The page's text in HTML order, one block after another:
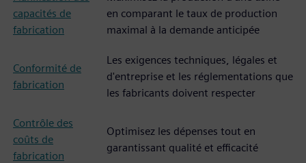
capacités de
fabrication
en comparant le taux de production
maximal à la demande anticipée
Conformité de
fabrication
Les exigences techniques, légales et
d'entreprise et les réglementations que
les fabricants doivent respecter
Contrôle des
coûts de
fabrication
Optimisez les dépenses tout en
garantissant qualité et efficacité